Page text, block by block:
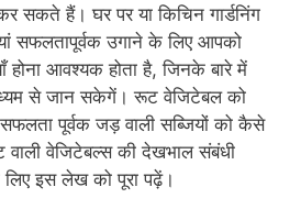
सकते हैं। घर पर या किचिन गार्डनिंग
सफलतापूर्वक उगाने के लिए आपको
होना आवश्यक होता है, जिनके बारे में
से जान सकेगें। रूट वेजिटेबल को
पूर्वक जड़ वाली सब्जियों को कैसे
वाली वेजिटेबल्स की देखभाल संबंधी
इस लेख को पूरा पढ़ें।